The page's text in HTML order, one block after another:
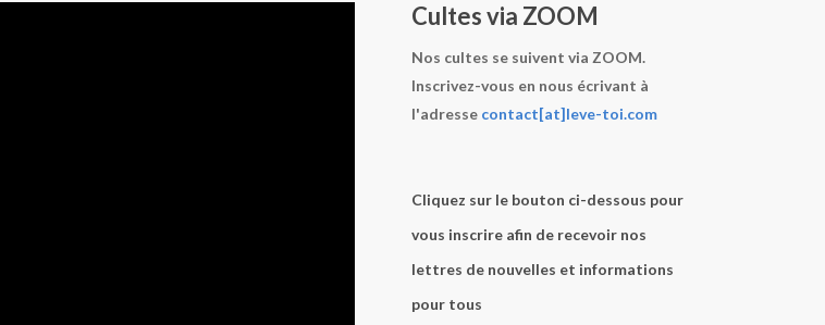
Cultes via ZOOM
Nos cultes se suivent via ZOOM.
Inscrivez-vous en nous écrivant à
l'adresse contact[at]leve-toi.com
Cliquez sur le bouton ci-dessous pour
vous inscrire afin de recevoir nos
lettres de nouvelles et informations
pour tous